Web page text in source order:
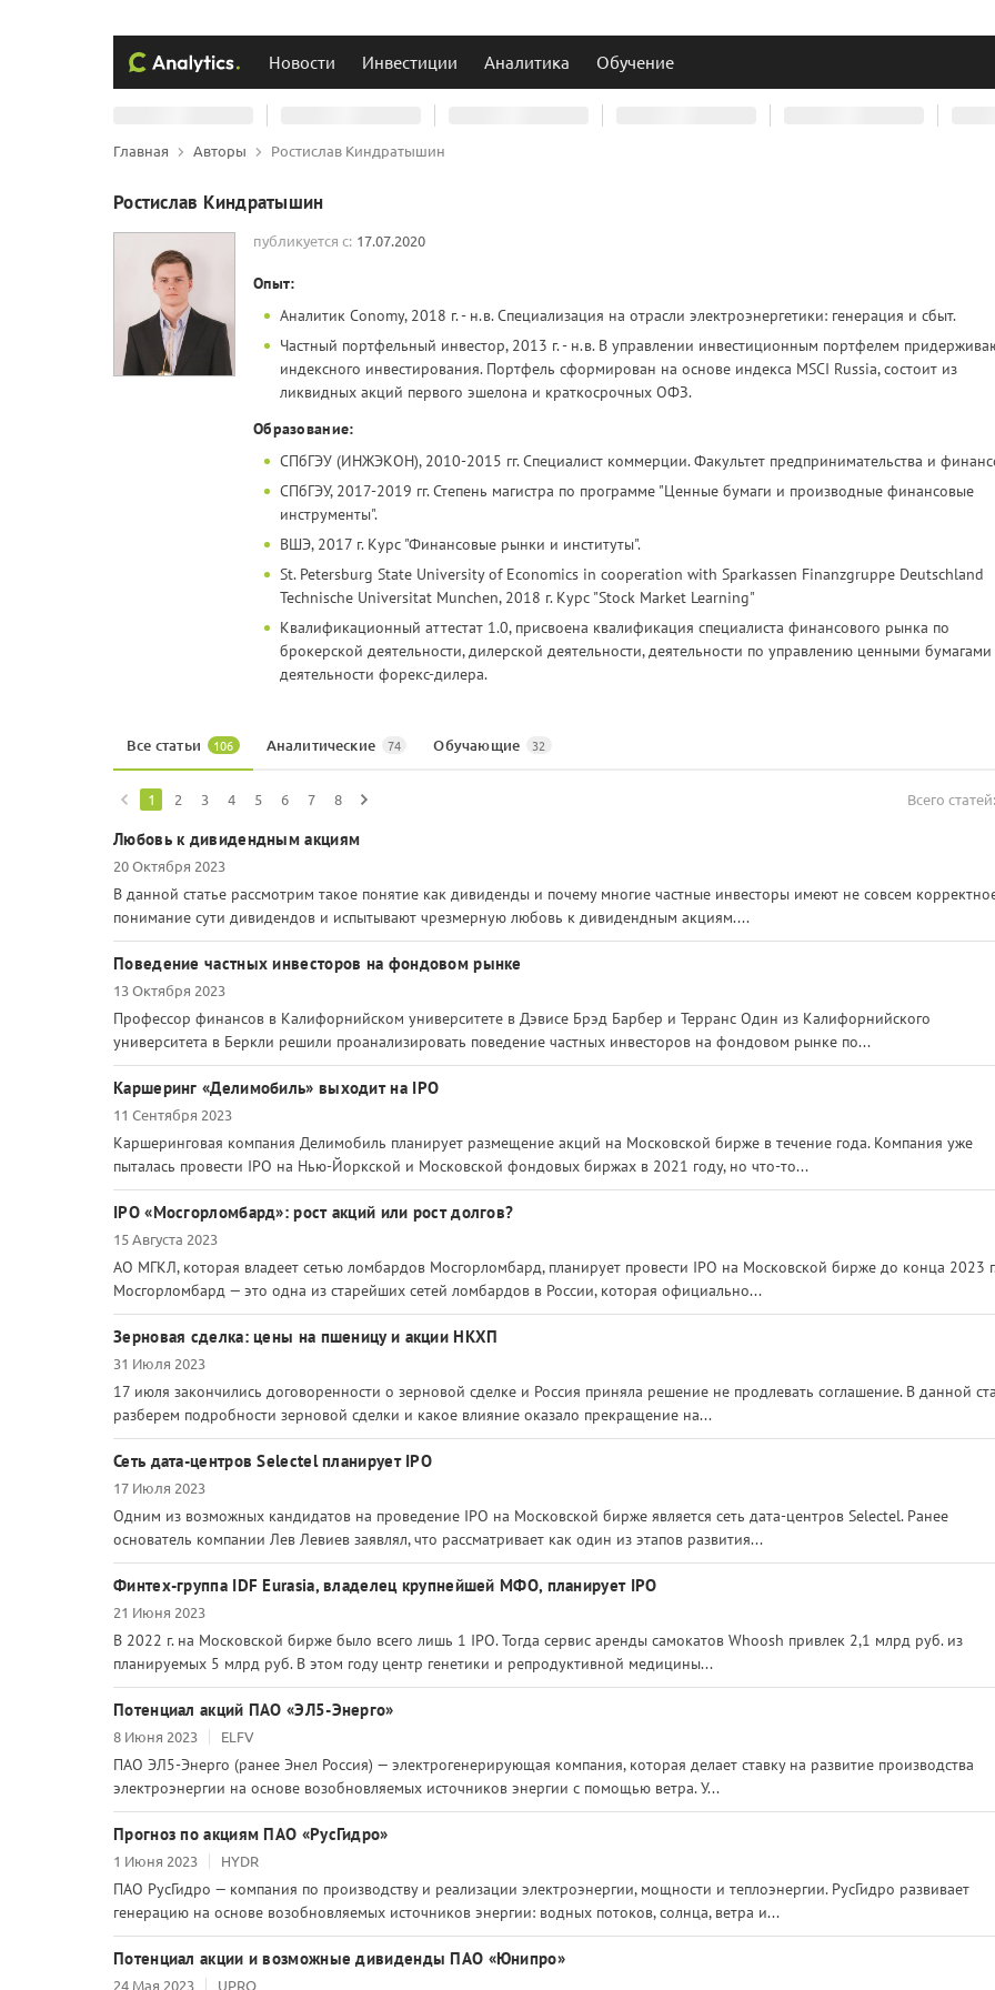
Новости Инвестиции Аналитика Обучение
Главная Авторы Ростислав Киндратышин
Ростислав Киндратышин
публикуется с: 17.07.2020
Опыт:
Аналитик Conomy, 2018 г. - н.в. Специализация на отрасли электроэнергетики: генерация и сбыт.
Частный портфельный инвестор, 2013 г. - н.в. В управлении инвестиционным портфелем
индексного инвестирования. Портфель сформирован на основе индекса MSCI Russia, состоит из
ликвидных акций первого эшелона и краткосрочных ОФЗ.
Образование:
СПбГЭУ (ИНЖЭКОН), 2010-2015 гг. Специалист коммерции. Факультет предпринимательства и
СПбГЭУ, 2017-2019 гг. Степень магистра по программе "Ценные бумаги и производные финансовые
инструменты".
ВШЭ, 2017 г. Курс "Финансовые рынки и институты".
St. Petersburg State University of Economics in cooperation with Sparkassen Finanzgruppe Deutschland
Technische Universitat Munchen, 2018 г. Курс "Stock Market Learning"
Квалификационный аттестат 1.0, присвоена квалификация специалиста финансового рынка по
брокерской деятельности, дилерской деятельности, деятельности по управлению ценными бумагами
деятельности форекс-дилера.
Все статьи 106 Аналитические 74 Обучающие 32
1 2 3 4 5 6 7 8 Всего статей:
Любовь к дивидендным акциям
20 Октября 2023
В данной статье рассмотрим такое понятие как дивиденды и почему многие частные инвесторы имеют не совсем
понимание сути дивидендов и испытывают чрезмерную любовь к дивидендным акциям....
Поведение частных инвесторов на фондовом рынке
13 Октября 2023
Профессор финансов в Калифорнийском университете в Дэвисе Брэд Барбер и Терранс Один из Калифорнийского
университета в Беркли решили проанализировать поведение частных инвесторов на фондовом рынке по...
Каршеринг «Делимобиль» выходит на IPO
11 Сентября 2023
Каршеринговая компания Делимобиль планирует размещение акций на Московской бирже в течение года. Компания уже
пыталась провести IPO на Нью-Йоркской и Московской фондовых биржах в 2021 году, но что-то...
IPO «Мосгорломбард»: рост акций или рост долгов?
15 Августа 2023
АО МГКЛ, которая владеет сетью ломбардов Мосгорломбард, планирует провести IPO на Московской бирже до конца 2023 г.
Мосгорломбард — это одна из старейших сетей ломбардов в России, которая официально...
Зерновая сделка: цены на пшеницу и акции НКХП
31 Июля 2023
17 июля закончились договоренности о зерновой сделке и Россия приняла решение не продлевать соглашение. В данной
разберем подробности зерновой сделки и какое влияние оказало прекращение на...
Сеть дата-центров Selectel планирует IPO
17 Июля 2023
Одним из возможных кандидатов на проведение IPO на Московской бирже является сеть дата-центров Selectel. Ранее
основатель компании Лев Левиев заявлял, что рассматривает как один из этапов развития...
Финтех-группа IDF Eurasia, владелец крупнейшей МФО, планирует IPO
21 Июня 2023
В 2022 г. на Московской бирже было всего лишь 1 IPO. Тогда сервис аренды самокатов Whoosh привлек 2,1 млрд руб. из
планируемых 5 млрд руб. В этом году центр генетики и репродуктивной медицины...
Потенциал акций ПАО «ЭЛ5-Энерго»
8 Июня 2023 ELFV
ПАО ЭЛ5-Энерго (ранее Энел Россия) — электрогенерирующая компания, которая делает ставку на развитие производства
электроэнергии на основе возобновляемых источников энергии с помощью ветра. У...
Прогноз по акциям ПАО «РусГидро»
1 Июня 2023 HYDR
ПАО РусГидро — компания по производству и реализации электроэнергии, мощности и теплоэнергии. РусГидро развивает
генерацию на основе возобновляемых источников энергии: водных потоков, солнца, ветра и...
Потенциал акции и возможные дивиденды ПАО «Юнипро»
24 Мая 2023 UPRO